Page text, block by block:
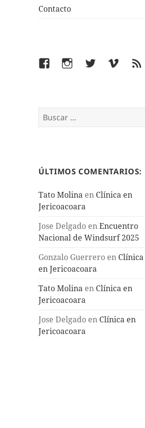
Contacto
FacebookInstagramTwitterVimeoFeed
Buscar:
ÚLTIMOS COMENTARIOS:
Tato Molina en Clínica en
Jericoacoara
Jose Delgado enEncuentro
Nacional de Windsurf 2025
Gonzalo Guerrero en Clínica
en Jericoacoara
Tato Molina en Clínica en
Jericoacoara
Jose Delgado en Clínica en
Jericoacoara